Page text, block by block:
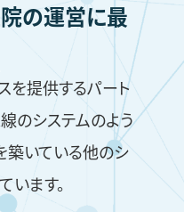
の運営に最
を提供するパート
のシステムのよう
築いている他のシ
います。